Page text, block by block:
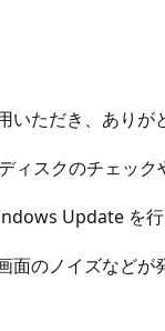
ただき、ありが
ィスクのチェック
Update を
面のノイズなど